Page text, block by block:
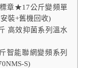
章★17公斤變頻單
裝+舊機回收)
高效抑菌系列溫水
智能聯網變頻系列
S)